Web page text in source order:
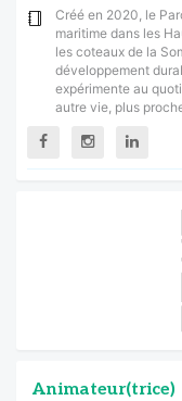
Créé en 2020, le
maritime dans les
les coteaux de la
développement
expérimente au
autre vie, plus
Animateur(trice)